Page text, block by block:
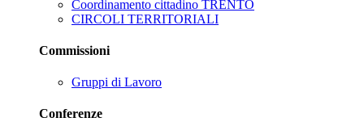
Coordinamento cittadino TRENTO
CIRCOLI TERRITORIALI
Commissioni
Gruppi di Lavoro
Conferenze